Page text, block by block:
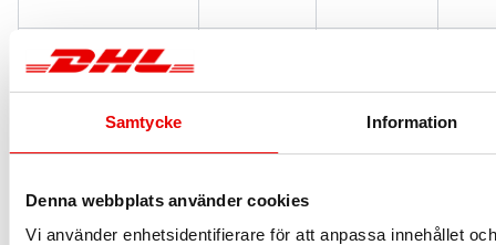
Samtycke Information
Denna webbplats använder cookies
Vi använder enhetsidentifierare för att anpassa innehållet
SVEFAKTURA
Exempelfil
(example)
KB
CODES in debit
and invoice files
(SERVICE)